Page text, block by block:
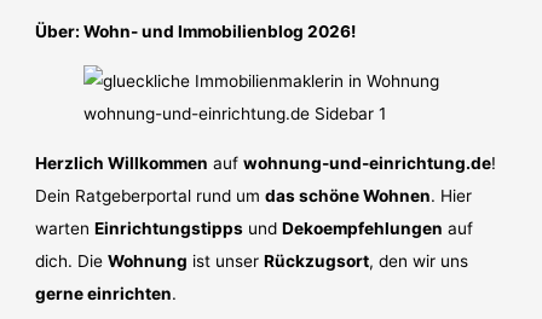
Über: Wohn- und Immobilienblog 2026!
Herzlich Willkommen aufwohnung-und-einrichtung.de!
Dein Ratgeberportal rund umdas schöne Wohnen. Hier
wartenEinrichtungstipps undDekoempfehlungen auf
dich. DieWohnung ist unserRückzugsort, den wir uns
gerne einrichten.